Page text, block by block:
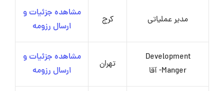
مدیر عملیاتی کرج
مشاهده جزئیات و
ارسال رزومه
Development
Manger- آقا
تهران
مشاهده جزئیات و
ارسال رزومه